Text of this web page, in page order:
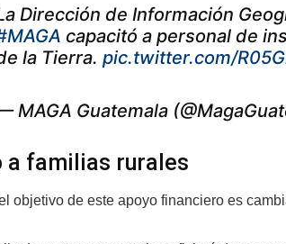
Dirección de Información
capacitó a personal de
la Tierra. pic.twitter.com/
MAGA Guatemala
a familias rurales
objetivo de este apoyo financiero es